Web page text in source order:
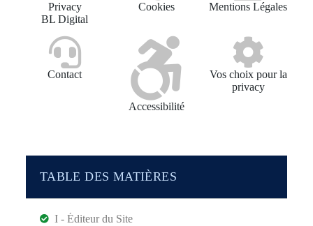
Privacy
BL Digital
Cookies Mentions Légales
Contact
Accessibilité
Vos choix pour la
privacy
TABLE DES MATIÈRES
I - Éditeur du Site